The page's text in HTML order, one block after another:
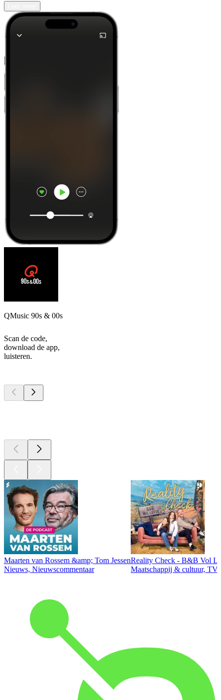
QMusic 90s & 00s
Scan de code,
download de app,
luisteren.
Maarten van Rossem &amp; Tom Jessen
Nieuws, Nieuwscommentaar
Reality Check - B&B Vol
Maatschappij & cultuur,